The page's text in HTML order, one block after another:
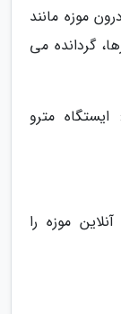
موزه مانند
گردانده می
مترو
موزه را